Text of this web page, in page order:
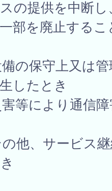
の提供を中断
部を廃止する
の保守上又は管
したとき
により通信障
他、サービス継